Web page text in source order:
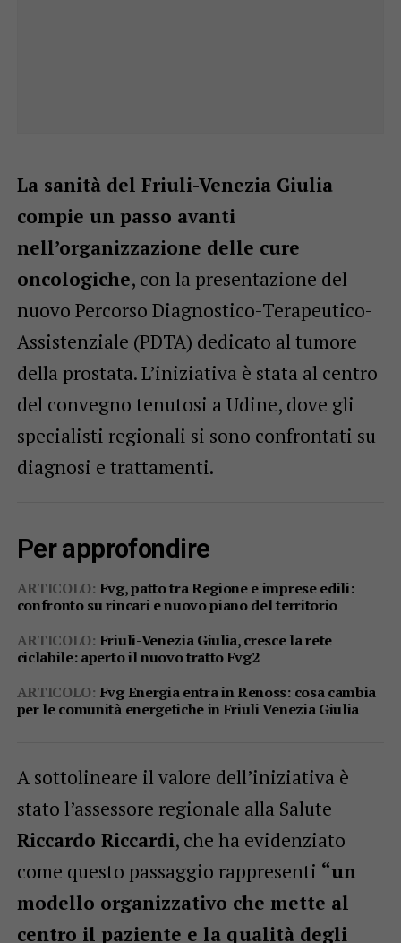
La sanità del Friuli-Venezia Giulia
compie un passo avanti
nell’organizzazione delle cure
oncologiche, con la presentazione del
nuovo Percorso Diagnostico-Terapeutico-
Assistenziale (PDTA) dedicato al tumore
della prostata. L’iniziativa è stata al centro
del convegno tenutosi a Udine, dove gli
specialisti regionali si sono confrontati su
diagnosi e trattamenti.
Per approfondire
ARTICOLO: Fvg, patto tra Regione e imprese edili:
confronto su rincari e nuovo piano del territorio
ARTICOLO: Friuli-Venezia Giulia, cresce la rete
ciclabile: aperto il nuovo tratto Fvg2
ARTICOLO: Fvg Energia entra in Renoss: cosa cambia
per le comunità energetiche in Friuli Venezia Giulia
A sottolineare il valore dell’iniziativa è
stato l’assessore regionale alla Salute
Riccardo Riccardi, che ha evidenziato
come questo passaggio rappresenti “un
modello organizzativo che mette al
centro il paziente e la qualità degli